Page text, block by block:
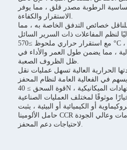
الرطوبة مصدر قلق ، مما يوفر
الاستقرار والكفاءة.
خصائص التدفق الخاصة به ، مما
مع استقرار حراري ملحوظ ≥570 °C ، يمكن لهذا الناقل أن يتحمل
، مما يضمن طول العمر والأداء في
ظل الظروف الصعبة.
الحرارية العالية تسهل عمليات نقل
قوة السحق ≥ 40N تضمن المتانة ومقاومة الإجهادات الميكانيكية ،
أو الكيميائية أو البيئية ، يثبت
حامل الألومينا CCR أنه حل متعدد الاستخدامات وعالي الجودة
لاحتياجات دعم المحفز.